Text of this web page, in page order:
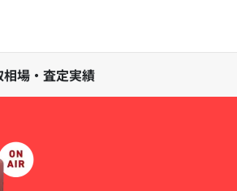
場・査定実績